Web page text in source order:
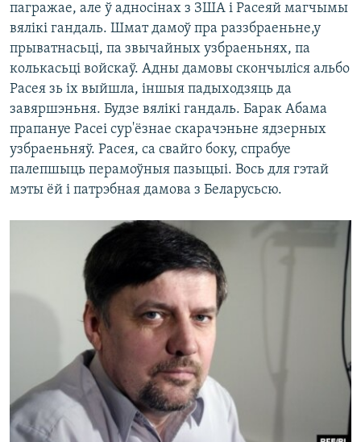
пагражае, але ў адносінах з ЗША і Расеяй магчымы
вялікі гандаль. Шмат дамоў пра раззбраеньне,у
прыватнасьці, па звычайных узбраеньнях, па
колькасьці войскаў. Адны дамовы скончыліся альбо
Расея зь іх выйшла, іншыя падыходзяць да
завяршэньня. Будзе вялікі гандаль. Барак Абама
прапануе Расеі сур'ёзнае скарачэньне ядзерных
узбраеньняў. Расея, са свайго боку, спрабуе
палепшыць перамоўныя пазыцыі. Вось для гэтай
мэты ёй і патрэбная дамова з Беларусьсю.